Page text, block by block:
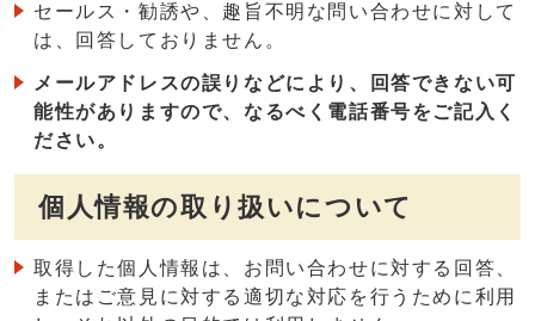
セールス・勧誘や、趣旨不明な問い合わせに対して
は、回答しておりません。
メールアドレスの誤りなどにより、回答できない可
能性がありますので、なるべく電話番号をご記入く
ださい。
個人情報の取り扱いについて
取得した個人情報は、お問い合わせに対する回答、
またはご意見に対する適切な対応を行うために利用